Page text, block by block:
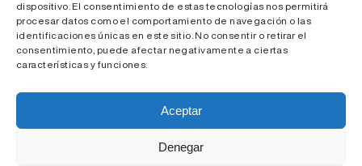
dispositivo. El consentimiento de estas tecnologías nos permitirá
procesar datos como el comportamiento de navegación o las
identificaciones únicas en este sitio. No consentir o retirar el
consentimiento, puede afectar negativamente a ciertas
características y funciones.
Aceptar
Denegar